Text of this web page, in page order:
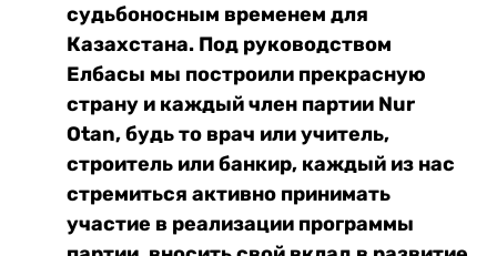
судьбоносным временем для
Казахстана. Под руководством
Елбасы мы построили прекрасную
страну и каждый член партии Nur
Otan, будь то врач или учитель,
строитель или банкир, каждый из нас
стремиться активно принимать
участие в реализации программы